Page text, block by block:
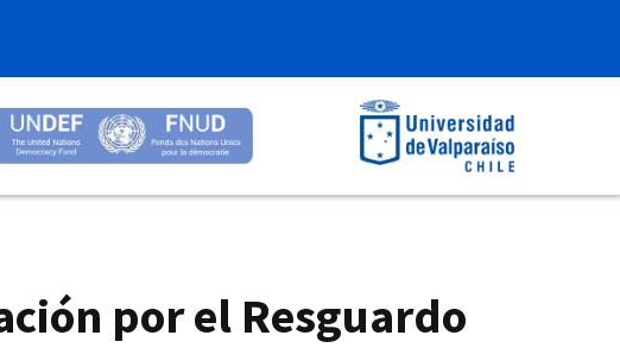
por el Resguardo